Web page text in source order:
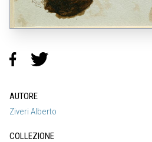
AUTORE
Ziveri Alberto
COLLEZIONE